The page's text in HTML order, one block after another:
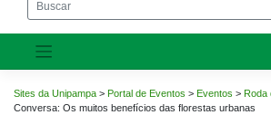
Sites da Unipampa > Portal de Eventos > Eventos > Roda
Conversa: Os muitos benefícios das florestas urbanas